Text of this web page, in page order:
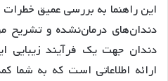
این راهنما به بررسی عمیق
دندان‌های درمان‌نشده و تشریح
دندان جهت یک فرآیند زیبایی
ارائه اطلاعاتی است که به شما